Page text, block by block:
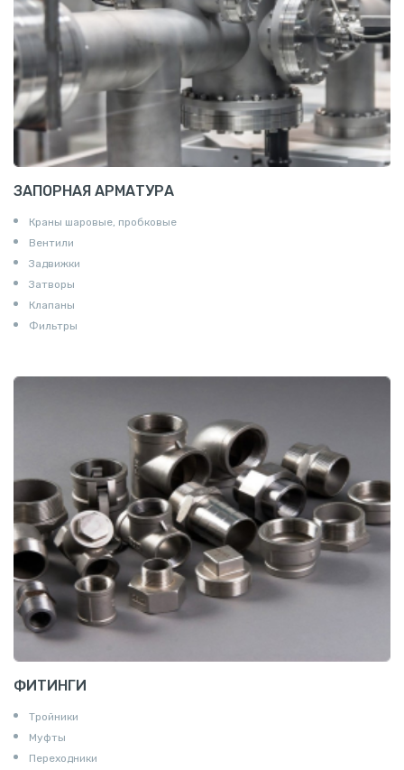
Пруток шестигранный алюминиевый
ЗАПОРНАЯ АРМАТУРА
Краны шаровые, пробковые
Вентили
Задвижки
Затворы
Клапаны
Фильтры
ФИТИНГИ
Тройники
Муфты
Переходники